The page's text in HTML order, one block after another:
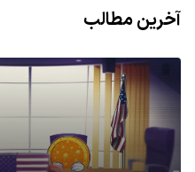
آخرین مطالب